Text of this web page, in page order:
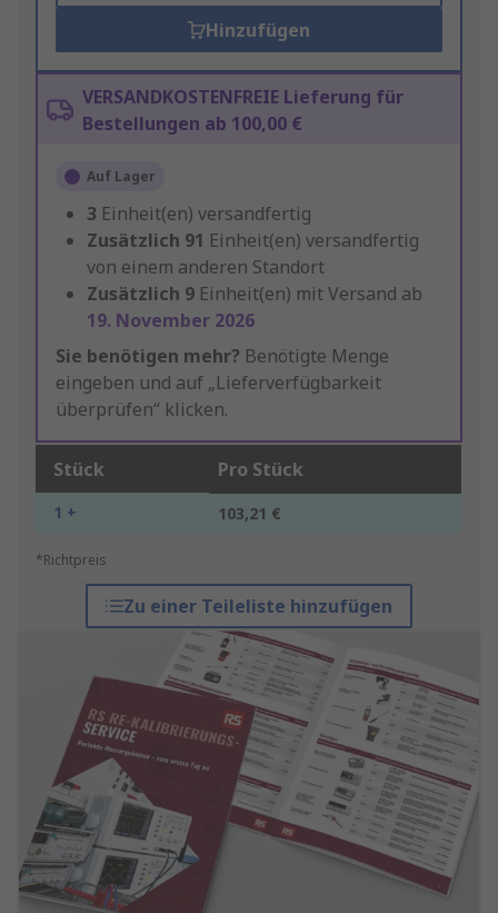
Hinzufügen
VERSANDKOSTENFREIE Lieferung für
Bestellungen ab 100,00 €
Auf Lager
3 Einheit(en) versandfertig
Zusätzlich 91 Einheit(en) versandfertig
von einem anderen Standort
Zusätzlich 9 Einheit(en) mit Versand ab
19. November 2026
Sie benötigen mehr? Benötigte Menge
eingeben und auf „Lieferverfügbarkeit
überprüfen“ klicken.
Stück Pro Stück
1 + 103,21 €
*Richtpreis
Zu einer Teileliste hinzufügen